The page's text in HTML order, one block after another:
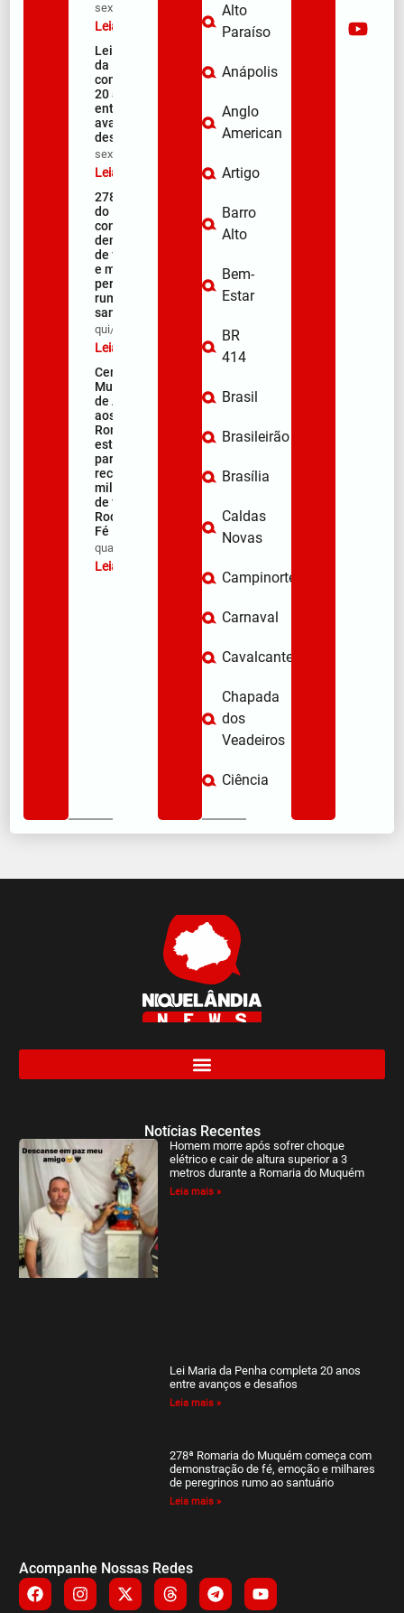
sex/08/2026
Leia mais »
Lei Maria
da Penha
completa
20 anos
entre
avanços e
desafios
sex/08/2026
Leia mais »
278ª Romaria
do Muquém
começa com
demonstração
de fé, emoção
e milhares de
peregrinos
rumo ao
santuário
qui/08/2026
Leia mais »
Centro
Municipal
de Apoio
aos
Romeiros
está pronto
para
receber
milhares
de fiéis na
Rodovia da
Fé
qua/08/2026
Leia mais »
Alto
Paraíso
Anápolis
Anglo
American
Artigo
Barro
Alto
Bem-
Estar
BR
414
Brasil
Brasileirão
Brasília
Caldas
Novas
Campinorte
Carnaval
Cavalcante
Chapada
dos
Veadeiros
Ciência
Notícias Recentes
Homem morre após sofrer choque
elétrico e cair de altura superior a 3
metros durante a Romaria do Muquém
Leia mais »
Lei Maria da Penha completa 20 anos
entre avanços e desafios
Leia mais »
278ª Romaria do Muquém começa com
demonstração de fé, emoção e milhares
de peregrinos rumo ao santuário
Leia mais »
Acompanhe Nossas Redes